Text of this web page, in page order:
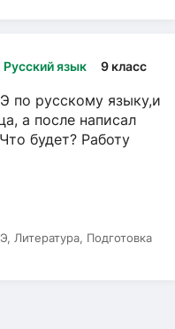
Русский язык 9 класс
по русскому языку,и
а после написал
будет? Работу
Литература, Подготовка